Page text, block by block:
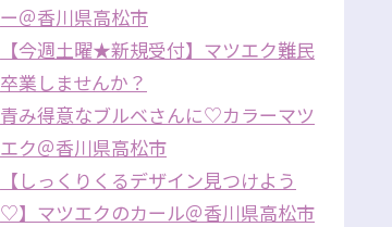
ー＠香川県高松市
【今週土曜★新規受付】マツエク難民
卒業しませんか？
青み得意なブルベさんに♡カラーマツ
エク＠香川県高松市
【しっくりくるデザイン見つけよう
♡】マツエクのカール＠香川県高松市